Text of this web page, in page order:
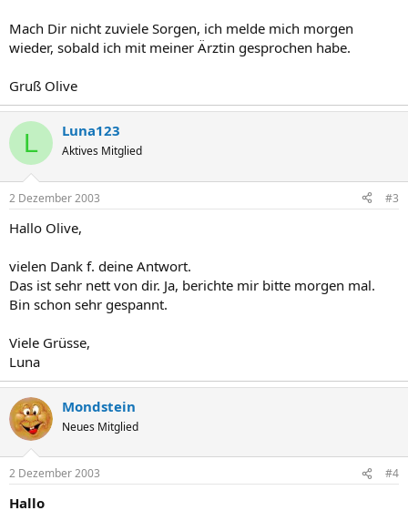
Mach Dir nicht zuviele Sorgen, ich melde mich morgen
wieder, sobald ich mit meiner Ärztin gesprochen habe.
Gruß Olive
L Luna123
Aktives Mitglied
2 Dezember 2003 #3
Hallo Olive,
vielen Dank f. deine Antwort.
Das ist sehr nett von dir. Ja, berichte mir bitte morgen mal.
Bin schon sehr gespannt.
Viele Grüsse,
Luna
Mondstein
Neues Mitglied
2 Dezember 2003 #4
Hallo